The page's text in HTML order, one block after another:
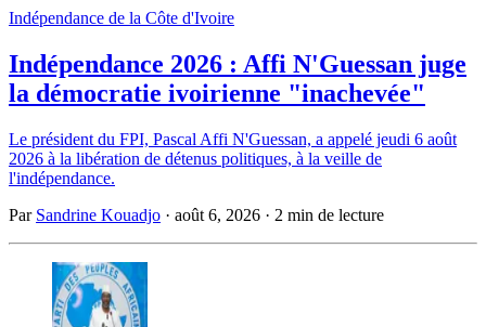
Indépendance de la Côte d'Ivoire
Indépendance 2026 : Affi N'Guessan juge
la démocratie ivoirienne "inachevée"
Le président du FPI, Pascal Affi N'Guessan, a appelé jeudi 6 août
2026 à la libération de détenus politiques, à la veille de
l'indépendance.
Par Sandrine Kouadjo · août 6, 2026 · 2 min de lecture